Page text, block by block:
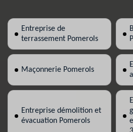
Entreprise de
terrassement Pomerols
Maçonnerie Pomerols
Entreprise démolition et
évacuation Pomerols